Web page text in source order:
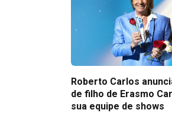
Roberto Carlos
de filho de Erasmo
sua equipe de shows